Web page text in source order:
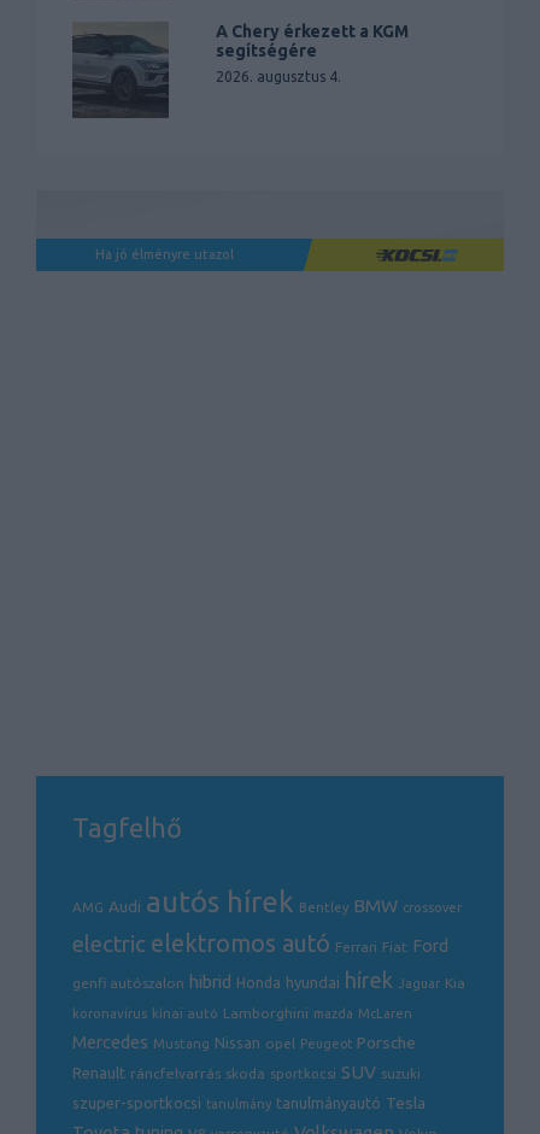
A Chery érkezett a KGM
segítségére
2026. augusztus 4.
Ha jó élményre utazol
Tagfelhő
AMG Audi autós hírek Bentley BMW crossover
electric elektromos autó Ferrari Fiat Ford
genfi autószalon hibrid Honda hyundai hírek Jaguar Kia
koronavírus kínai autó Lamborghini mazda McLaren
Mercedes Mustang Nissan opel Peugeot Porsche
Renault ráncfelvarrás skoda sportkocsi SUV suzuki
szuper-sportkocsi tanulmány tanulmányautó Tesla